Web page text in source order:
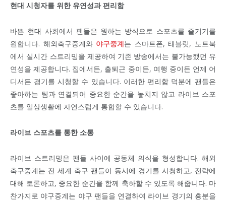
현대 시청자를 위한 유연성과 편리함
바쁜 현대 사회에서 팬들은 원하는 방식으로 스포츠를 즐기기를
원합니다. 해외축구중계와 야구중계는 스마트폰, 태블릿, 노트북
에서 실시간 스트리밍을 제공하여 기존 방송에서는 불가능했던 유
연성을 제공합니다. 집에서든, 출퇴근 중이든, 여행 중이든 언제 어
디서든 경기를 시청할 수 있습니다. 이러한 편리함 덕분에 팬들은
좋아하는 팀과 연결되어 중요한 순간을 놓치지 않고 라이브 스포
츠를 일상생활에 자연스럽게 통합할 수 있습니다.
라이브 스포츠를 통한 소통
라이브 스트리밍은 팬들 사이에 공동체 의식을 형성합니다. 해외
축구중계는 전 세계 축구 팬들이 동시에 경기를 시청하고, 전략에
대해 토론하고, 중요한 순간을 함께 축하할 수 있도록 해줍니다. 마
찬가지로 야구중계는 야구 팬들을 연결하여 라이브 경기의 흥분을